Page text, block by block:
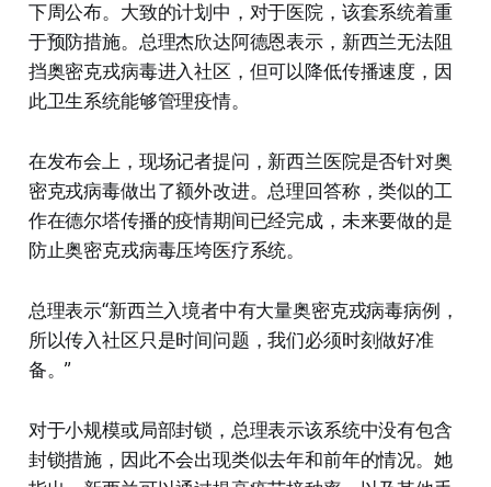
下周公布。大致的计划中，对于医院，该套系统着重
于预防措施。总理杰欣达阿德恩表示，新西兰无法阻
挡奥密克戎病毒进入社区，但可以降低传播速度，因
此卫生系统能够管理疫情。
在发布会上，现场记者提问，新西兰医院是否针对奥
密克戎病毒做出了额外改进。总理回答称，类似的工
作在德尔塔传播的疫情期间已经完成，未来要做的是
防止奥密克戎病毒压垮医疗系统。
总理表示“新西兰入境者中有大量奥密克戎病毒病例，
所以传入社区只是时间问题，我们必须时刻做好准
备。”
对于小规模或局部封锁，总理表示该系统中没有包含
封锁措施，因此不会出现类似去年和前年的情况。她